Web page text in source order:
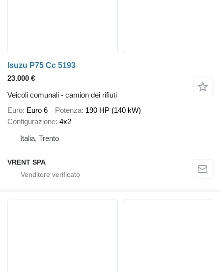
Isuzu P75 Cc 5193
23.000 €
Veicoli comunali - camion dei rifiuti
Euro Euro 6 Potenza 190 HP (140 kW)
Configurazione 4x2
Italia, Trento
VRENT SPA